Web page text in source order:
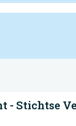
- Stichtse